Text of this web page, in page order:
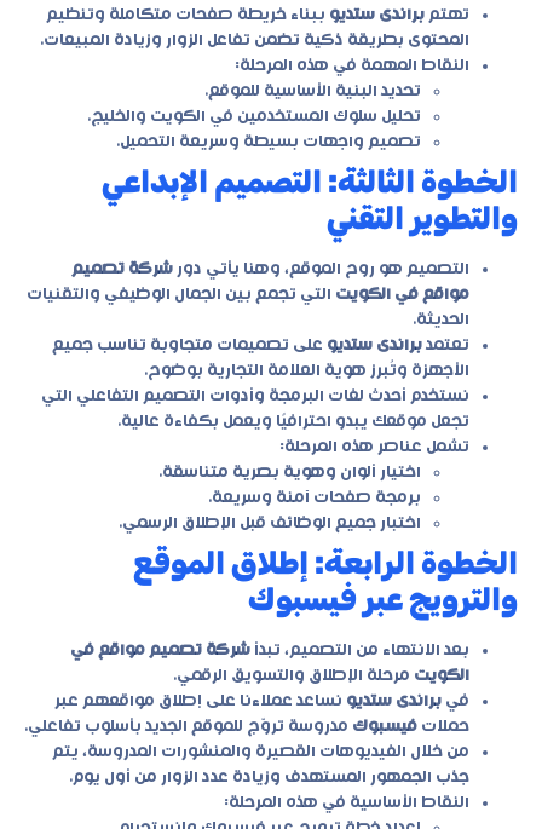
تهتم براندى ستديو ببناء خريطة صفحات متكاملة وتنظيم
المحتوى بطريقة ذكية تضمن تفاعل الزوار وزيادة المبيعات.
النقاط المهمة في هذه المرحلة:
تحديد البنية الأساسية للموقع.
تحليل سلوك المستخدمين في الكويت والخليج.
تصميم واجهات بسيطة وسريعة التحميل.
الخطوة الثالثة: التصميم الإبداعي
والتطوير التقني
التصميم هو روح الموقع، وهنا يأتي دور شركة تصميم
مواقع في الكويت التي تجمع بين الجمال الوظيفي والتقنيات
الحديثة.
تعتمد براندى ستديو على تصميمات متجاوبة تناسب جميع
الأجهزة وتُبرز هوية العلامة التجارية بوضوح.
نستخدم أحدث لغات البرمجة وأدوات التصميم التفاعلي التي
تجعل موقعك يبدو احترافيًا ويعمل بكفاءة عالية.
تشمل عناصر هذه المرحلة:
اختيار ألوان وهوية بصرية متناسقة.
برمجة صفحات آمنة وسريعة.
اختبار جميع الوظائف قبل الإطلاق الرسمي.
الخطوة الرابعة: إطلاق الموقع
والترويج عبر فيسبوك
بعد الانتهاء من التصميم، تبدأ شركة تصميم مواقع في
الكويت مرحلة الإطلاق والتسويق الرقمي.
في براندى ستديو نساعد عملاءنا على إطلاق مواقعهم عبر
حملات فيسبوك مدروسة تروّج للموقع الجديد بأسلوب تفاعلي.
من خلال الفيديوهات القصيرة والمنشورات المدروسة، يتم
جذب الجمهور المستهدف وزيادة عدد الزوار من أول يوم.
النقاط الأساسية في هذه المرحلة: